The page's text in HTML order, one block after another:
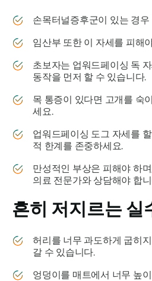
손목터널증후군이 있는 경
임산부 또한 이 자세를 피해
초보자는 업워드페이싱 독
동작을 먼저 할 수 있습니다.
목 통증이 있다면 고개를 숙
세요.
업워드페이싱 도그 자세를
적 한계를 존중하세요.
만성적인 부상은 피해야 하
의료 전문가와 상담해야 합
흔히 저지르는 실
허리를 너무 과도하게 굽히
갈 수 있습니다.
엉덩이를 매트에서 너무 높